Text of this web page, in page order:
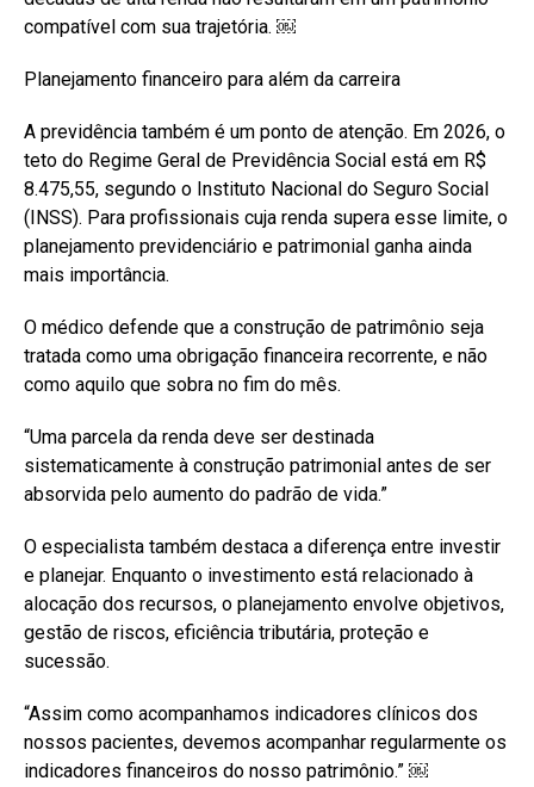
compatível com sua trajetória. ￼
Planejamento financeiro para além da carreira
A previdência também é um ponto de atenção. Em 2026, o
teto do Regime Geral de Previdência Social está em R$
8.475,55, segundo o Instituto Nacional do Seguro Social
(INSS). Para profissionais cuja renda supera esse limite, o
planejamento previdenciário e patrimonial ganha ainda
mais importância.
O médico defende que a construção de patrimônio seja
tratada como uma obrigação financeira recorrente, e não
como aquilo que sobra no fim do mês.
“Uma parcela da renda deve ser destinada
sistematicamente à construção patrimonial antes de ser
absorvida pelo aumento do padrão de vida.”
O especialista também destaca a diferença entre investir
e planejar. Enquanto o investimento está relacionado à
alocação dos recursos, o planejamento envolve objetivos,
gestão de riscos, eficiência tributária, proteção e
sucessão.
“Assim como acompanhamos indicadores clínicos dos
nossos pacientes, devemos acompanhar regularmente os
indicadores financeiros do nosso patrimônio.” ￼